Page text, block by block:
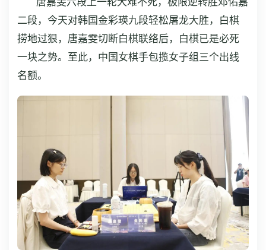
二段，今天对韩国金彩瑛九段轻松屠龙大胜，白棋
捞地过狠，唐嘉雯切断白棋联络后，白棋已是必死
一块之势。至此，中国女棋手包揽女子组三个出线
名额。